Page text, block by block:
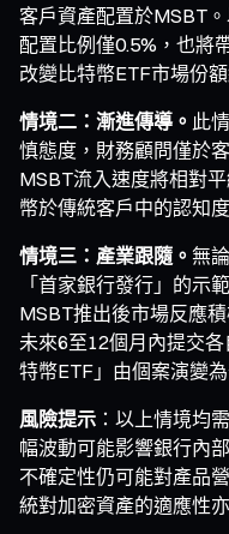
客戶資產配置於MSBT
配置比例僅0.5%，也將
改變比特幣ETF市場份額
情境二：漸進傳導。 此
慎態度，財務顧問僅於
MSBT流入速度將相對
幣於傳統客戶中的認知
情境三：產業跟隨。 無
「首家銀行發行」的示
MSBT推出後市場反應
未來6至12個月內提交
特幣ETF」由個案演變
風險提示 ：以上情境均
幅波動可能影響銀行內
不確定性仍可能對產品
統對加密資產的適應性